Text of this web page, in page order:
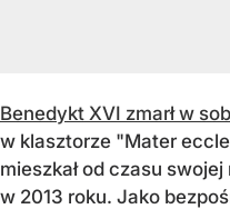
Benedykt XVI zmarł w
w klasztorze "Mater
mieszkał od czasu
w 2013 roku. Jako